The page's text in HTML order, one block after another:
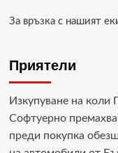
За връзка с нашият
Приятели
Изкупуване на коли
Софтуерно
преди покупка